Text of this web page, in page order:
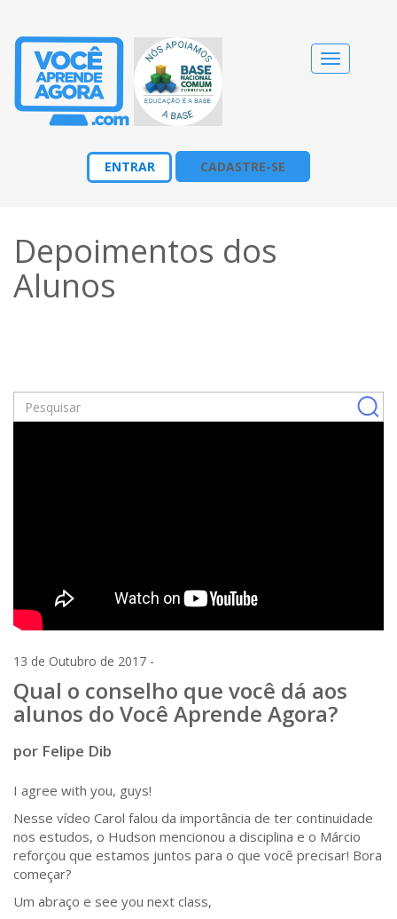
Alternar
navegação
ENTRAR CADASTRE-SE
Depoimentos dos
Alunos
13 de Outubro de 2017 -
Qual o conselho que você dá aos
alunos do Você Aprende Agora?
por Felipe Dib
I agree with you, guys!
Nesse vídeo Carol falou da importância de ter continuidade
nos estudos, o Hudson mencionou a disciplina e o Márcio
reforçou que estamos juntos para o que você precisar! Bora
começar?
Um abraço e see you next class,